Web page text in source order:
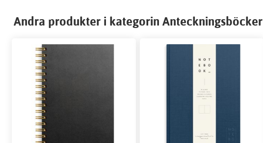
Andra produkter i kategorin Anteckningsböcker